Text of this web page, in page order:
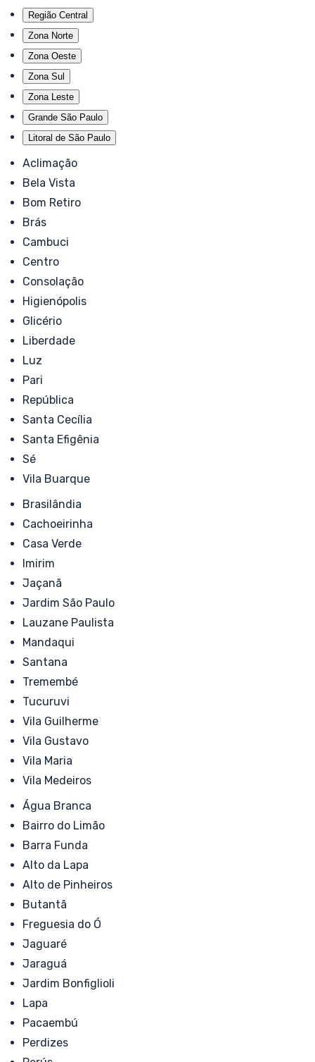
Região Central
Zona Norte
Zona Oeste
Zona Sul
Zona Leste
Grande São Paulo
Litoral de São Paulo
Aclimação
Bela Vista
Bom Retiro
Brás
Cambuci
Centro
Consolação
Higienópolis
Glicério
Liberdade
Luz
Pari
República
Santa Cecília
Santa Efigênia
Sé
Vila Buarque
Brasilândia
Cachoeirinha
Casa Verde
Imirim
Jaçanã
Jardim São Paulo
Lauzane Paulista
Mandaqui
Santana
Tremembé
Tucuruvi
Vila Guilherme
Vila Gustavo
Vila Maria
Vila Medeiros
Água Branca
Bairro do Limão
Barra Funda
Alto da Lapa
Alto de Pinheiros
Butantã
Freguesia do Ó
Jaguaré
Jaraguá
Jardim Bonfiglioli
Lapa
Pacaembú
Perdizes